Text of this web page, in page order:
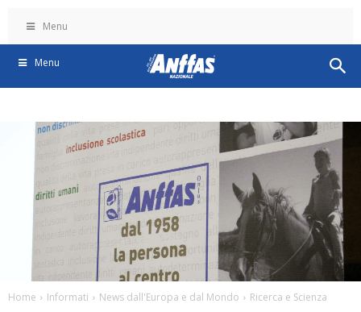
Menu
Menu
Home Informati News dall'Europa e dal Mondo Ricerca e Scienza